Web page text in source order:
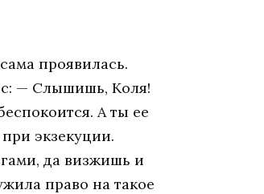
проявилась.
— Слышишь, Коля!
А ты ее
экзекуции.
да визжишь и
право на такое